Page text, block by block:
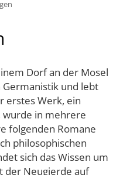
Dorf an der Mosel
und lebt
erstes Werk, ein
wurde in mehrere
folgenden Romane
philosophischen
sich das Wissen um
der Neugierde auf